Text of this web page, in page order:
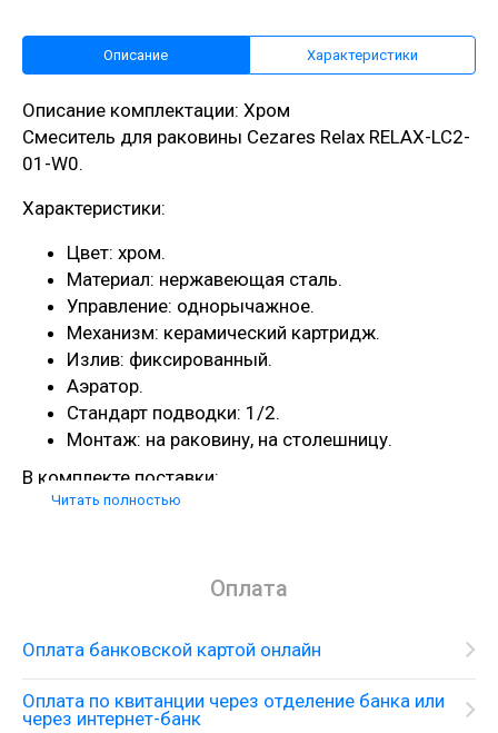
Описание Характеристики
Описание комплектации: Хром
Смеситель для раковины Cezares Relax RELAX-LC2-
01-W0.
Характеристики:
Цвет: хром.
Материал: нержавеющая сталь.
Управление: однорычажное.
Механизм: керамический картридж.
Излив: фиксированный.
Аэратор.
Стандарт подводки: 1/2.
Монтаж: на раковину, на столешницу.
В комплекте поставки:
Читать полностью
Оплата
Оплата банковской картой онлайн
Оплата по квитанции через отделение банка или
через интернет-банк